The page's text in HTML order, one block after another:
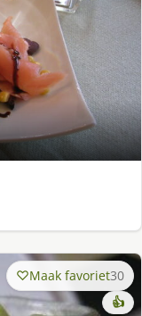
Maak favoriet30
👍